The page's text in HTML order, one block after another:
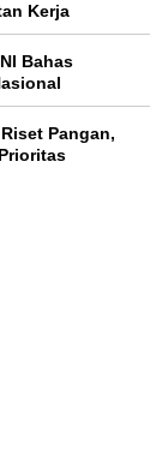
Kerja
Bahas
Pangan,